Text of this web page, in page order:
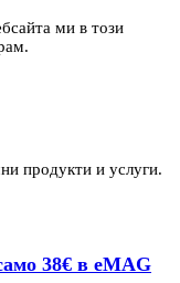
ми в този
продукти и услуги.
38€ в eMAG